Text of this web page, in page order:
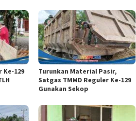
Ke-129
Turunkan Material Pasir,
Satgas TMMD Reguler Ke-129
Gunakan Sekop